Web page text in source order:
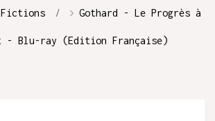
Fictions Gothard - Le Progrès à
Blu-ray (Edition Française)